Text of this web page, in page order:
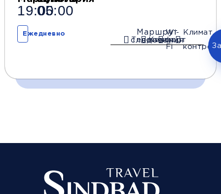
19:0005:00
Ежедневно
Телевизор
Комфорт
Wi-
Fi
Климат
контроль
Маршрут
следования
Комфорт